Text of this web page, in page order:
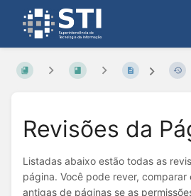
Revisões da
Listadas abaixo estão todas as
página. Você pode rever, comparar
antigas de páginas se as